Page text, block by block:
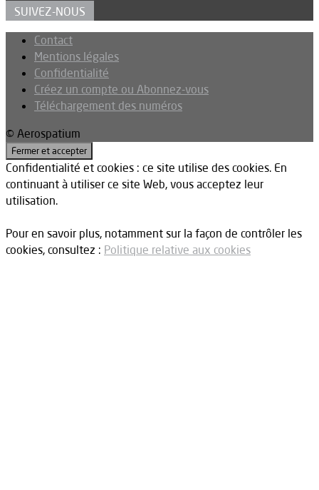
SUIVEZ-NOUS
Contact
Mentions légales
Confidentialité
Créez un compte ou Abonnez-vous
Téléchargement des numéros
© Aerospatium
Confidentialité et cookies : ce site utilise des cookies. En
continuant à utiliser ce site Web, vous acceptez leur
utilisation.
Pour en savoir plus, notamment sur la façon de contrôler les
cookies, consultez : Politique relative aux cookies